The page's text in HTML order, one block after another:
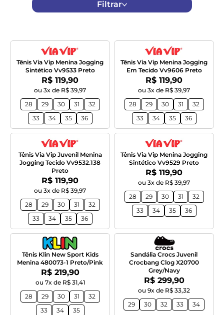
Filtrar
Tênis Via Vip Menina Jogging
Sintético Vv9533 Preto
Por:
R$ 119,90
ou 3x de R$ 39,97
28
29 30 31
32
33
34 35 36
Tênis Via Vip Menina Jogging
Em Tecido Vv9606 Preto
Por:
R$ 119,90
ou 3x de R$ 39,97
28
29 30 31
32
33
34 35 36
Tênis Via Vip Juvenil Menina
Jogging Tecido Vv9532.138
Preto
Por:
R$ 119,90
ou 3x de R$ 39,97
28
29 30 31
32
33
34 35 36
Tênis Via Vip Menina Jogging
Sintético Vv9529 Preto
Por:
R$ 119,90
ou 3x de R$ 39,97
28
29 30 31
32
33
34 35 36
Tênis Klin New Sport Kids
Menina 480073-1 Preto/Pink
Por:
R$ 219,90
ou 7x de R$ 31,41
28
29 30 31
32
33
34 35
Sandália Crocs Juvenil
Crocbang Clog X20700
Grey/Navy
Por:
R$ 299,90
ou 9x de R$ 33,32
29
30 32 33 34